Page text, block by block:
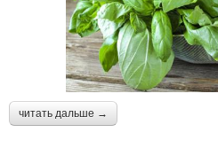
читать дальше →